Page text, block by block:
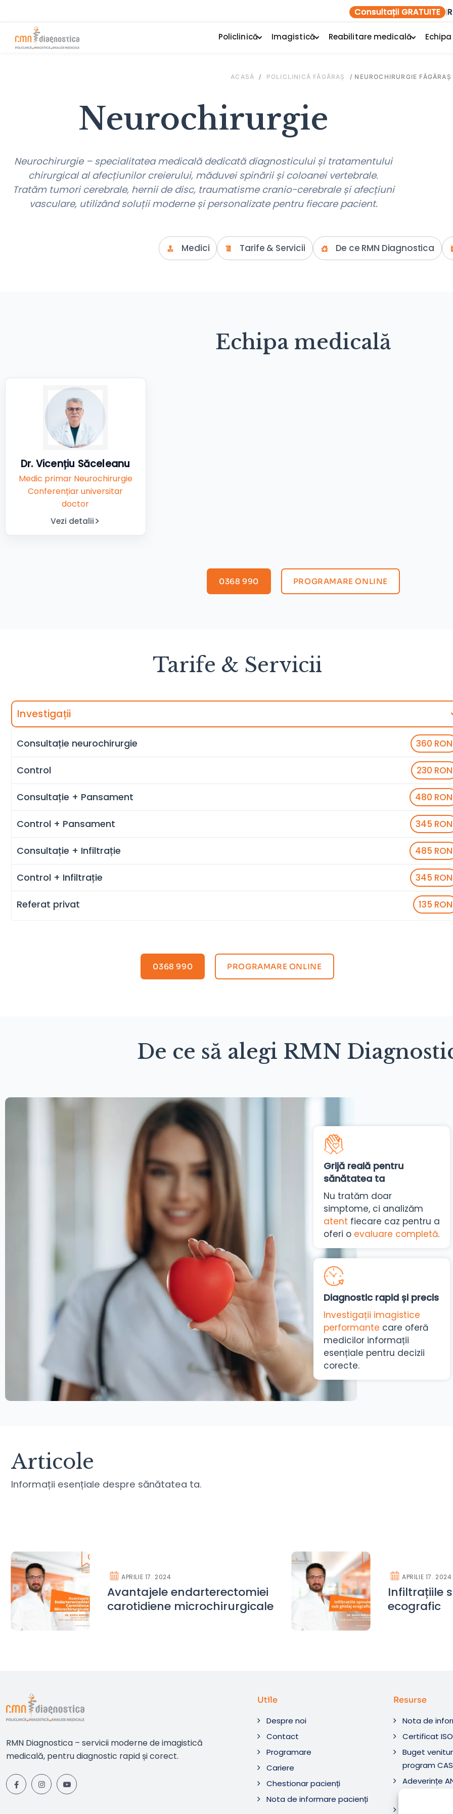
Consultații GRATUITE |
Policlinică Imagistică Reabilitare medicală Echipa
ACASĂ / POLICLINICĂ FĂGĂRAȘ / NEUROCHIRURGIE FĂGĂRAȘ
Neurochirurgie
Neurochirurgie– specialitatea medicală dedicată diagnosticului și tratamentului
chirurgical al afecțiunilor creierului, măduvei spinării și coloanei vertebrale.
Tratăm tumori cerebrale, hernii de disc, traumatisme cranio-cerebrale și afecțiuni
vasculare, utilizând soluții moderne și personalizate pentru fiecare pacient.
Medici Tarife & Servicii De ce RMN Diagnostica
Echipa medicală
Dr. Vicențiu Săceleanu
Medic primar Neurochirurgie
Conferențiar universitar
doctor
Vezi detalii
0368 990 PROGRAMARE ONLINE
Tarife & Servicii
Investigații
Consultație neurochirurgie 360 RON
Control 230 RON
Consultație + Pansament 480 RON
Control + Pansament 345 RON
Consultație + Infiltrație 485 RON
Control + Infiltrație 345 RON
Referat privat 135 RON
0368 990 PROGRAMARE ONLINE
De ce să alegi RMN
Grijă reală pentru
sănătatea ta
Nu tratăm doar
simptome, ci analizăm
atent fiecare caz pentru a
oferi o evaluare completă.
Diagnostic rapid și precis
Investigații imagistice
performante care oferă
medicilor informații
esențiale pentru decizii
corecte.
Articole
Informații esențiale despre sănătatea ta.
APRILIE 17. 2024
Avantajele endarterectomiei
carotidiene microchirurgicale
APRILIE 17. 2024
Infiltrațiile
ecografic
RMN Diagnostica – servicii moderne de imagistică
medicală, pentru diagnostic rapid și corect.
Utile
Despre noi
Contact
Programare
Cariere
Chestionar pacienți
Nota de informare pacienți
Resurse
Nota de
Certificat ISO
Buget
program
Adeverințe